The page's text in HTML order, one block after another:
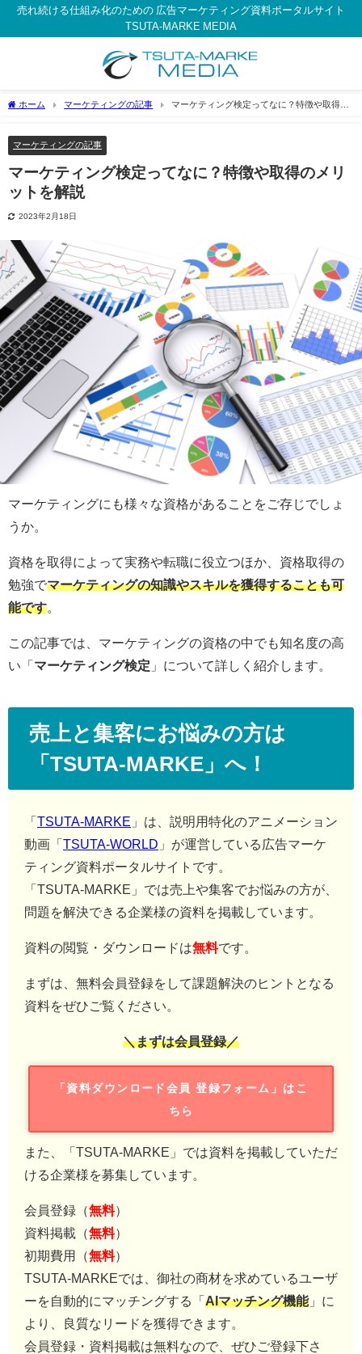
売れ続ける仕組み化のための 広告マーケティング資料ポータルサイト
TSUTA-MARKE MEDIA
ホーム マーケティングの記事
マーケティング検定ってなに？特徴や取得の
マーケティングの記事
マーケティング検定ってなに？特徴や取得のメリ
ットを解説
2023年2月18日
マーケティングにも様々な資格があることをご存じでしょ
うか。
資格を取得によって実務や転職に役立つほか、資格取得の
勉強でマーケティングの知識やスキルを獲得することも可
能です
この記事では、マーケティングの資格の中でも知名度の高
い「 マーケティング検定 」について詳しく紹介します。
売上と集客にお悩みの方は
「TSUTA-MARKE」へ！
「 TSUTA-MARKE 」は、説明用特化のアニメーション
動画「 TSUTA-WORLD 」が運営している広告マーケ
ティング資料ポータルサイトです。
「TSUTA-MARKE」では売上や集客でお悩みの方が、
問題を解決できる企業様の資料を掲載しています。
資料の閲覧・ダウンロードは無料です。
まずは、無料会員登録をして課題解決のヒントとなる
資料をぜひご覧ください。
＼まずは会員登録／
「資料ダウンロード会員 登録フォーム」はこ
ちら
また、「TSUTA-MARKE」では資料を掲載していただ
ける企業様を募集しています。
会員登録（無料）
資料掲載（無料）
初期費用（無料）
TSUTA-MARKEでは、御社の商材を求めているユーザ
ーを自動的にマッチングする「 AIマッチング機能」に
より、良質なリードを獲得できます。
会員登録・資料掲載は無料なので、ぜひご登録下さ